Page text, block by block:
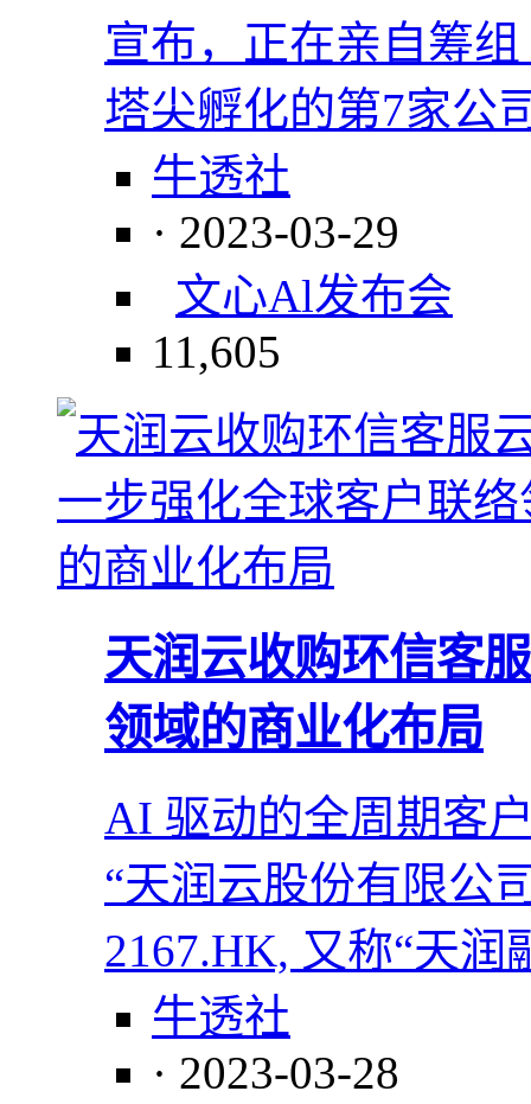
宣布，正在亲自筹
塔尖孵化的第7家公
牛透社
· 2023-03-29
文心Al发布会
11,605
天润云收购环信客
领域的商业化布局
AI 驱动的全周期客
“天润云股份有限公
2167.HK, 又称“天
牛透社
· 2023-03-28